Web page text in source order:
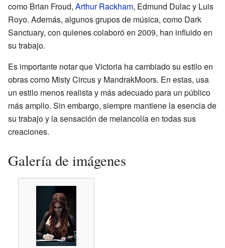
como Brian Froud, Arthur Rackham, Edmund Dulac y Luis
Royo. Además, algunos grupos de música, como Dark
Sanctuary, con quienes colaboró en 2009, han influido en
su trabajo.
Es importante notar que Victoria ha cambiado su estilo en
obras como Misty Circus y MandrakMoors. En estas, usa
un estilo menos realista y más adecuado para un público
más amplio. Sin embargo, siempre mantiene la esencia de
su trabajo y la sensación de melancolía en todas sus
creaciones.
Galería de imágenes